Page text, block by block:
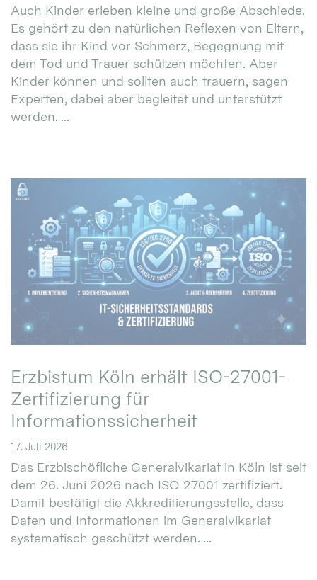
Auch Kinder erleben kleine und große Abschiede.
Es gehört zu den natürlichen Reflexen von Eltern,
dass sie ihr Kind vor Schmerz, Begegnung mit
dem Tod und Trauer schützen möchten. Aber
Kinder können und sollten auch trauern, sagen
Experten, dabei aber begleitet und unterstützt
werden. ...
Erzbistum Köln erhält ISO-27001-
Zertifizierung für
Informationssicherheit
17. Juli 2026
Das Erzbischöfliche Generalvikariat in Köln ist seit
dem 26. Juni 2026 nach ISO 27001 zertifiziert.
Damit bestätigt die Akkreditierungsstelle, dass
Daten und Informationen im Generalvikariat
systematisch geschützt werden. ...